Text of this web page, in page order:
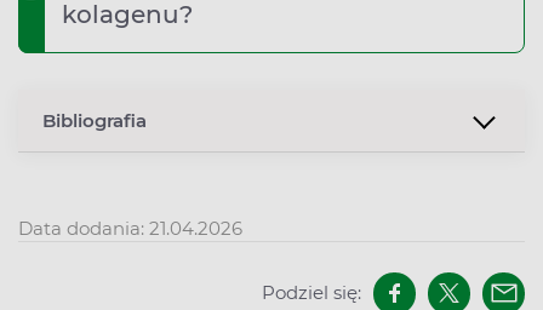
kolagenu?
Bibliografia
Data dodania: 21.04.2026
Podziel się: